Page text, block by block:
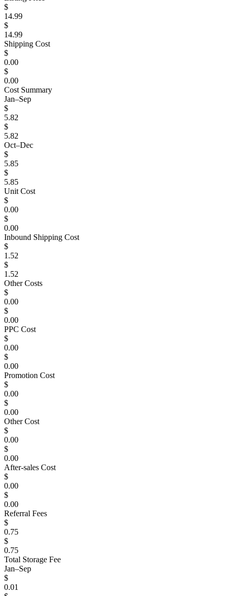
$
14.99
$
14.99
Shipping Cost
$
0.00
$
0.00
Cost Summary
Jan–Sep
$
5.82
$
5.82
Oct–Dec
$
5.85
$
5.85
Unit Cost
$
0.00
$
0.00
Inbound Shipping Cost
$
1.52
$
1.52
Other Costs
$
0.00
$
0.00
PPC Cost
$
0.00
$
0.00
Promotion Cost
$
0.00
$
0.00
Other Cost
$
0.00
$
0.00
After-sales Cost
$
0.00
$
0.00
Referral Fees
$
0.75
$
0.75
Total Storage Fee
Jan–Sep
$
0.01